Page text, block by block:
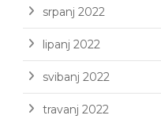
srpanj 2022
lipanj 2022
svibanj 2022
travanj 2022